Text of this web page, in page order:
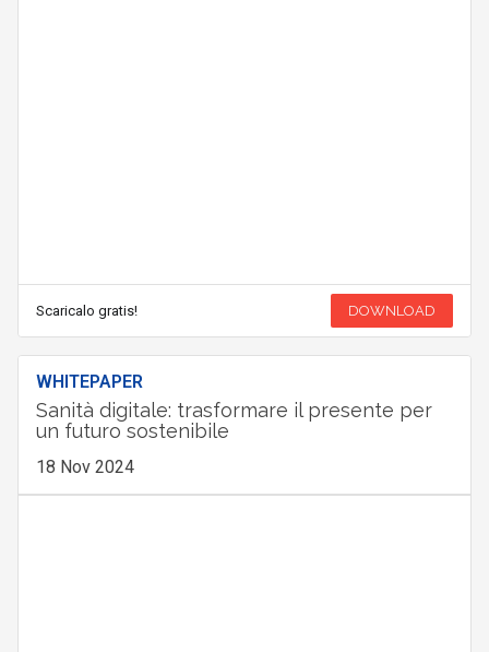
Scaricalo gratis! DOWNLOAD
WHITEPAPER
Sanità digitale: trasformare il presente per
un futuro sostenibile
18 Nov 2024